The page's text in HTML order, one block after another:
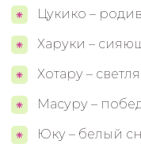
Цукико –
Харуки –
Хотару –
Масуру –
Юку – белый